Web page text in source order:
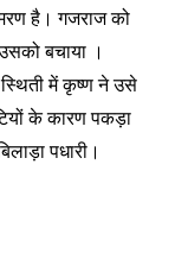
है। गजराज को
बचाया ।
में कृष्ण ने उसे
के कारण पकड़ा
पधारी।